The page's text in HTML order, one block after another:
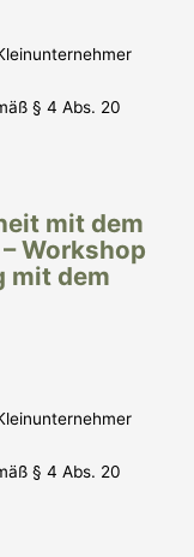
§ 4 Abs. 20
mit dem
Workshop
mit dem
§ 4 Abs. 20